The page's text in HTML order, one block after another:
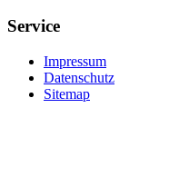
Service
Impressum
Datenschutz
Sitemap